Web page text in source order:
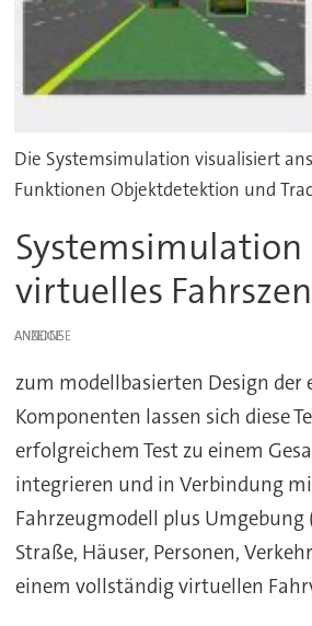
Die Systemsimulation visualisiert
Funktionen Objektdetektion und
Systemsimulation
virtuelles
ANZEIGE
zum modellbasierten Design der
Komponenten lassen sich diese
erfolgreichem Test zu einem
integrieren und in Verbindung
Fahrzeugmodell plus Umgebung
Straße, Häuser, Personen,
einem vollständig virtuellen